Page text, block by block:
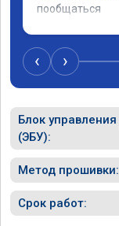
пообщаться
‹ ›
Блок управления
(ЭБУ):
Метод прошивки:
Срок работ: